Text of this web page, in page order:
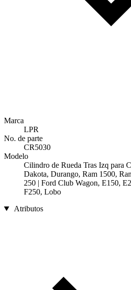
Marca
LPR
No. de parte
CR5030
Modelo
Cilindro de Rueda Tras Izq para
Dakota, Durango, Ram 1500,
250 | Ford Club Wagon, E150,
F250, Lobo
Atributos